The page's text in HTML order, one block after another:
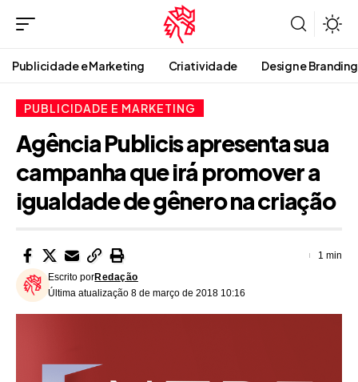
Publicidade e Marketing Criatividade Design e Branding
PUBLICIDADE E MARKETING
Agência Publicis apresenta sua
campanha que irá promover a
igualdade de gênero na criação
Última atualização 8 de março de 2018 10:16
Escrito porRedação
1 min